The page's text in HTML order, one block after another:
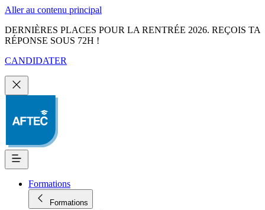
Aller au contenu principal
DERNIÈRES PLACES POUR LA RENTRÉE 2026. REÇOIS TA
RÉPONSE SOUS 72H !
CANDIDATER
Formations
Formations